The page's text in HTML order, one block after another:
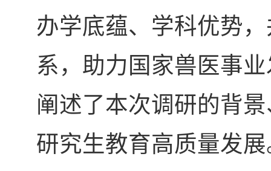
办学底蕴、学科优势
系，助力国家兽医事
阐述了本次调研的背
研究生教育高质量发